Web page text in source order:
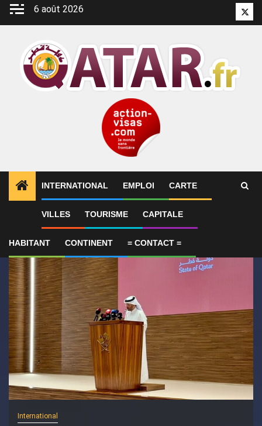
Aller
6 août 2026
INTERNATIONAL EMPLOI CARTE
VILLES TOURISME CAPITALE
HABITANT CONTINENT = CONTACT =
ALERTES INFO 1 Qatar affirme que toute la
International